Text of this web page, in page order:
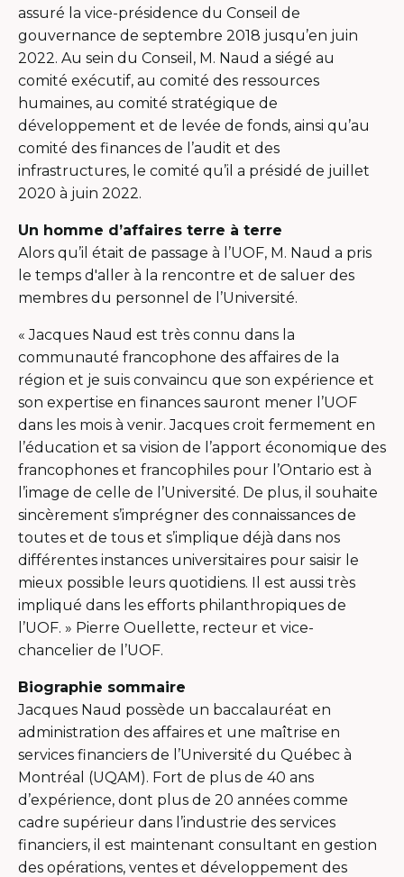
assuré la vice-présidence du Conseil de
gouvernance de septembre 2018 jusqu’en juin
2022. Au sein du Conseil, M. Naud a siégé au
comité exécutif, au comité des ressources
humaines, au comité stratégique de
développement et de levée de fonds, ainsi qu’au
comité des finances de l’audit et des
infrastructures, le comité qu’il a présidé de juillet
2020 à juin 2022.
Un homme d’affaires terre à terre
Alors qu’il était de passage à l’UOF, M. Naud a pris
le temps d'aller à la rencontre et de saluer des
membres du personnel de l’Université.
« Jacques Naud est très connu dans la
communauté francophone des affaires de la
région et je suis convaincu que son expérience et
son expertise en finances sauront mener l’UOF
dans les mois à venir. Jacques croit fermement en
l’éducation et sa vision de l’apport économique des
francophones et francophiles pour l’Ontario est à
l’image de celle de l’Université. De plus, il souhaite
sincèrement s’imprégner des connaissances de
toutes et de tous et s’implique déjà dans nos
différentes instances universitaires pour saisir le
mieux possible leurs quotidiens. Il est aussi très
impliqué dans les efforts philanthropiques de
l’UOF. » Pierre Ouellette, recteur et vice-
chancelier de l’UOF.
Biographie sommaire
Jacques Naud possède un baccalauréat en
administration des affaires et une maîtrise en
services financiers de l’Université du Québec à
Montréal (UQAM). Fort de plus de 40 ans
d’expérience, dont plus de 20 années comme
cadre supérieur dans l’industrie des services
financiers, il est maintenant consultant en gestion
des opérations, ventes et développement des